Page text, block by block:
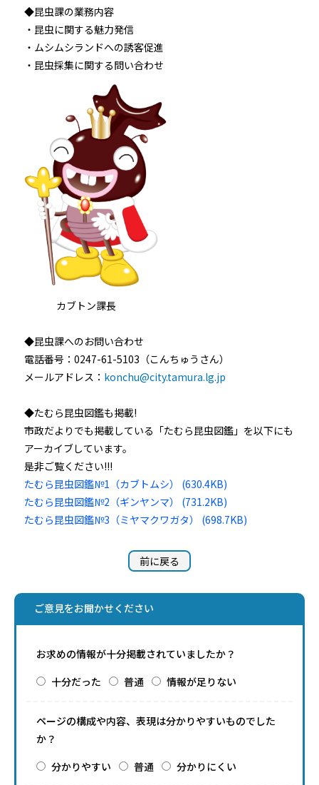
◆昆虫課の業務内容
・昆虫に関する魅力発信
・ムシムシランドへの誘客促進
・昆虫採集に関する問い合わせ
カブトン課長
◆昆虫課へのお問い合わせ
電話番号：0247-61-5103（こんちゅうさん）
メールアドレス： konchu@city.tamura.lg.jp
◆たむら昆虫図鑑も掲載!
市政だよりでも掲載している「たむら昆虫図鑑」を以下にも
アーカイブしています。
是非ご覧ください!!!
たむら昆虫図鑑№1（カブトムシ） (630.4KB)
たむら昆虫図鑑№2（ギンヤンマ） (731.2KB)
たむら昆虫図鑑№3（ミヤマクワガタ） (698.7KB)
前に戻る
ご意見をお聞かせください
お求めの情報が十分掲載されていましたか？
十分だった
普通 情報が足りない
ページの構成や内容、表現は分かりやすいものでした
か？
分かりやすい
普通 分かりにくい